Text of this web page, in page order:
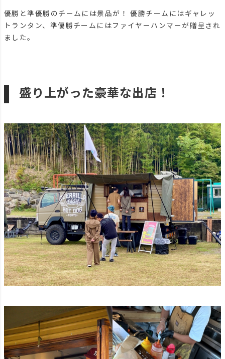
優勝と準優勝のチームには景品が！ 優勝チームにはギャレッ
トランタン、準優勝チームにはファイヤーハンマーが贈呈され
ました。
盛り上がった豪華な出店！